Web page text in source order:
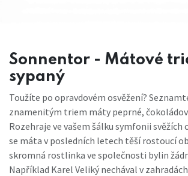
Sonnentor - Mátové
sypaný
Toužíte po opravdovém osvěžení?
znamenitým triem máty peprné,
Rozehraje ve vašem šálku symfonii svěžích
se máta v posledních letech těší rostoucí
skromná rostlinka ve společnosti bylin
Například Karel Veliký nechával v